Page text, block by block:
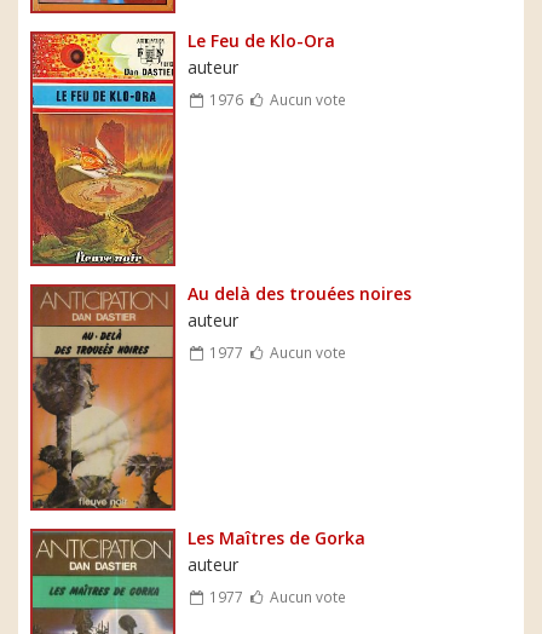
Le Feu de Klo-Ora
auteur
1976 Aucun vote
Au delà des trouées noires
auteur
1977 Aucun vote
Les Maîtres de Gorka
auteur
1977 Aucun vote